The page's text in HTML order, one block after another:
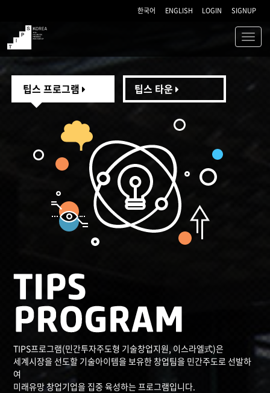
한국어 ENGLISH LOGIN SIGNUP
TIPS
팁스 프로그램 팁스 타운
TIPS프로그램(민간투자주도형 기술창업지원, 이스라엘式)은
세계시장을 선도할 기술아이템을 보유한 창업팀을 민간주도로 선발하
여
미래유망 창업기업을 집중 육성하는 프로그램입니다.